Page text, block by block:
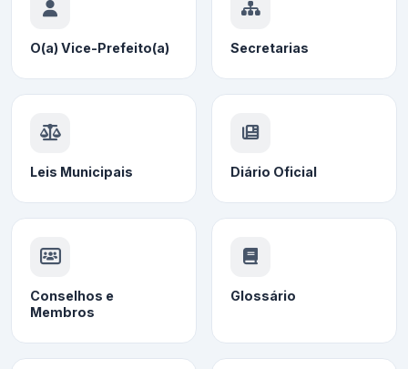
O(a) Vice-Prefeito(a) Secretarias
Leis Municipais Diário Oficial
Conselhos e
Membros
Glossário